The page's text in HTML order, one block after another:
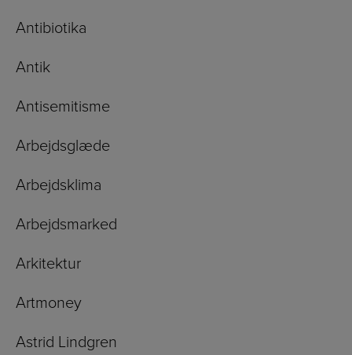
Antibiotika
Antik
Antisemitisme
Arbejdsglæde
Arbejdsklima
Arbejdsmarked
Arkitektur
Artmoney
Astrid Lindgren